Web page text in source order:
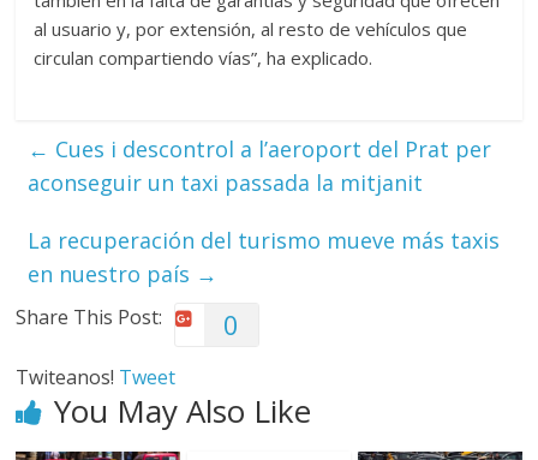
al usuario y, por extensión, al resto de vehículos que
circulan compartiendo vías”, ha explicado.
← Cues i descontrol a l’aeroport del Prat per
aconseguir un taxi passada la mitjanit
La recuperación del turismo mueve más taxis
en nuestro país →
Share This Post: 0
Twiteanos! Tweet
You May Also Like